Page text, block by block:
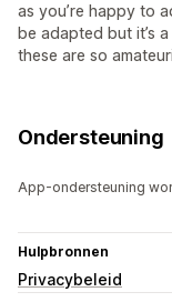
as you’re happy to
be adapted but it’s
these are so
Ondersteuning
App-ondersteuning
Hulpbronnen
Privacybeleid